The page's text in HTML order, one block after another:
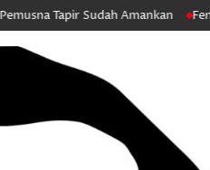
Amankan Fenomena